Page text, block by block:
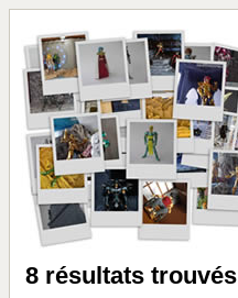
8 résultats trouvés